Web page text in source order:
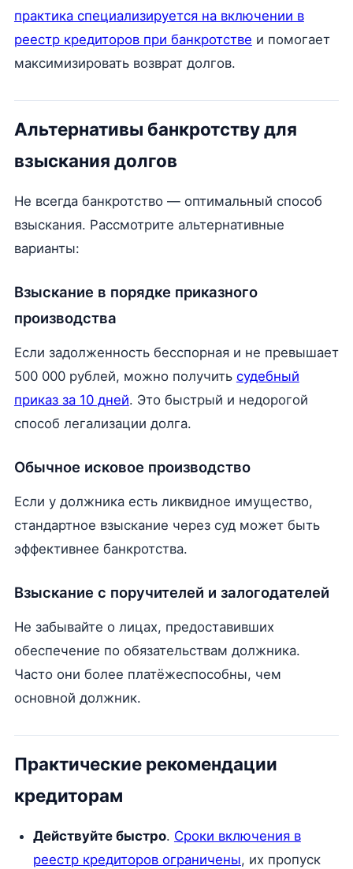
практика специализируется на включении в
реестр кредиторов при банкротстве и помогает
максимизировать возврат долгов.
Альтернативы банкротству для
взыскания долгов
Не всегда банкротство — оптимальный способ
взыскания. Рассмотрите альтернативные
варианты:
Взыскание в порядке приказного
производства
Если задолженность бесспорная и не превышает
500 000 рублей, можно получить судебный
приказ за 10 дней. Это быстрый и недорогой
способ легализации долга.
Обычное исковое производство
Если у должника есть ликвидное имущество,
стандартное взыскание через суд может быть
эффективнее банкротства.
Взыскание с поручителей и залогодателей
Не забывайте о лицах, предоставивших
обеспечение по обязательствам должника.
Часто они более платёжеспособны, чем
основной должник.
Практические рекомендации
кредиторам
Действуйте быстро. Сроки включения в
реестр кредиторов ограничены, их пропуск